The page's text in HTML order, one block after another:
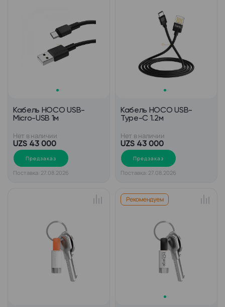
Кабель HOCO USB-
Micro-USB 1м
Нет в наличии
UZS 43 000
Предзаказ
Поставка: 27.08.2026
Кабель HOCO USB-
Type-C 1.2м
Нет в наличии
UZS 43 000
Предзаказ
Поставка: 27.08.2026
Рекомендуем